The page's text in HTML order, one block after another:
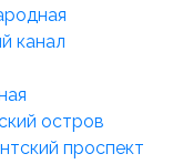
канал
остров
проспект